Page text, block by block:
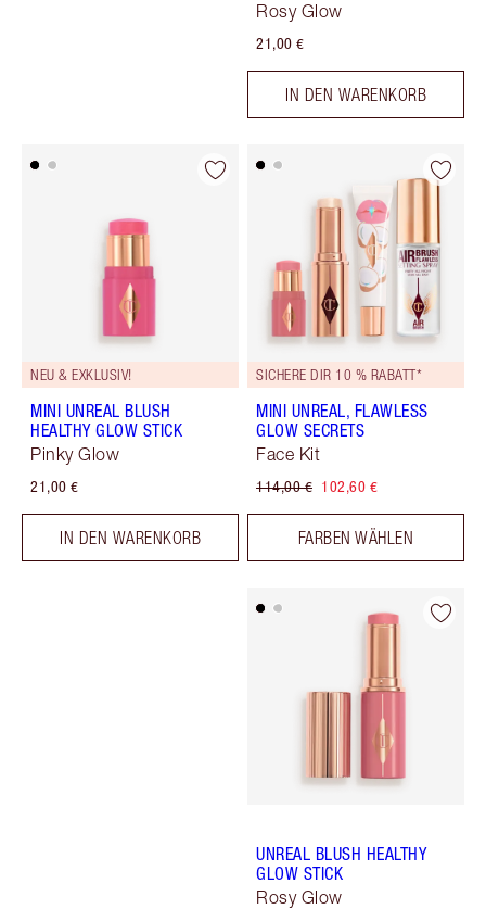
Rosy Glow
21,00 €
IN DEN WARENKORB
NEU & EXKLUSIV!
MINI UNREAL BLUSH
HEALTHY GLOW STICK
Pinky Glow
21,00 €
IN DEN WARENKORB
SICHERE DIR 10 % RABATT*
MINI UNREAL, FLAWLESS
GLOW SECRETS
Face Kit
114,00 € 102,60 €
FARBEN WÄHLEN
UNREAL BLUSH HEALTHY
GLOW STICK
Rosy Glow